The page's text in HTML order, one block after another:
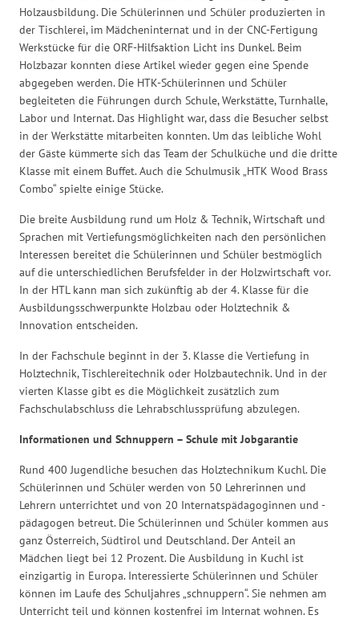
Holzausbildung. Die Schülerinnen und Schüler produzierten in
der Tischlerei, im Mädcheninternat und in der CNC-Fertigung
Werkstücke für die ORF-Hilfsaktion Licht ins Dunkel. Beim
Holzbazar konnten diese Artikel wieder gegen eine Spende
abgegeben werden. Die HTK-Schülerinnen und Schüler
begleiteten die Führungen durch Schule, Werkstätte, Turnhalle,
Labor und Internat. Das Highlight war, dass die Besucher selbst
in der Werkstätte mitarbeiten konnten. Um das leibliche Wohl
der Gäste kümmerte sich das Team der Schulküche und die dritte
Klasse mit einem Buffet. Auch die Schulmusik „HTK Wood Brass
Combo“ spielte einige Stücke.
Die breite Ausbildung rund um Holz & Technik, Wirtschaft und
Sprachen mit Vertiefungsmöglichkeiten nach den persönlichen
Interessen bereitet die Schülerinnen und Schüler bestmöglich
auf die unterschiedlichen Berufsfelder in der Holzwirtschaft vor.
In der HTL kann man sich zukünftig ab der 4. Klasse für die
Ausbildungsschwerpunkte Holzbau oder Holztechnik &
Innovation entscheiden.
In der Fachschule beginnt in der 3. Klasse die Vertiefung in
Holztechnik, Tischlereitechnik oder Holzbautechnik. Und in der
vierten Klasse gibt es die Möglichkeit zusätzlich zum
Fachschulabschluss die Lehrabschlussprüfung abzulegen.
Informationen und Schnuppern – Schule mit Jobgarantie
Rund 400 Jugendliche besuchen das Holztechnikum Kuchl. Die
Schülerinnen und Schüler werden von 50 Lehrerinnen und
Lehrern unterrichtet und von 20 Internatspädagoginnen und -
pädagogen betreut. Die Schülerinnen und Schüler kommen aus
ganz Österreich, Südtirol und Deutschland. Der Anteil an
Mädchen liegt bei 12 Prozent. Die Ausbildung in Kuchl ist
einzigartig in Europa. Interessierte Schülerinnen und Schüler
können im Laufe des Schuljahres „schnuppern“. Sie nehmen am
Unterricht teil und können kostenfrei im Internat wohnen. Es